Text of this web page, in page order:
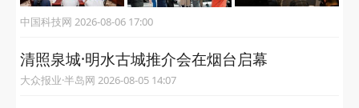
中国科技网 2026-08-06 17:00
清照泉城·明水古城推介会在烟台启幕
大众报业·半岛网 2026-08-05 14:07